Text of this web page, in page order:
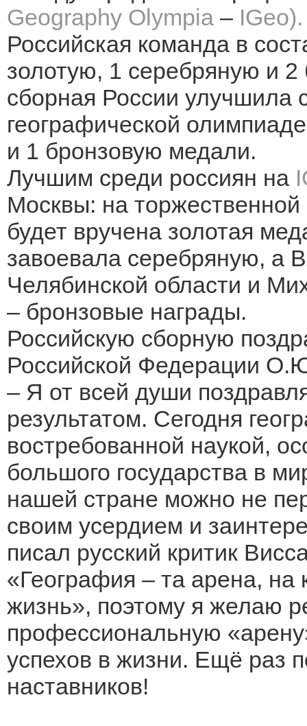
Geography Olympia – IGeo).
Российская команда в
золотую, 1 серебряную и
сборная России улучшила
географической
и 1 бронзовую медали.
Лучшим среди россиян на
Москвы: на
будет вручена золотая
завоевала серебряную, а
Челябинской области и
– бронзовые награды.
Российскую сборную
Российской Федерации
– Я от всей души
результатом. Сегодня
востребованной наукой,
большого государства в
нашей стране можно не
своим усердием и
писал русский критик
«География – та арена, на
жизнь», поэтому я желаю
профессиональную
успехов в жизни. Ещё раз
наставников!